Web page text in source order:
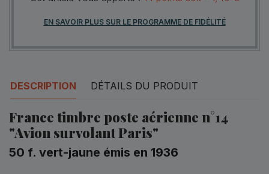
EN SAVOIR PLUS SUR LE PROGRAMME DE FIDÉLITÉ
DESCRIPTION DÉTAILS DU PRODUIT
France timbre poste aérienne n°14
"Avion survolant Paris"
50 f. vert-jaune émis en 1936